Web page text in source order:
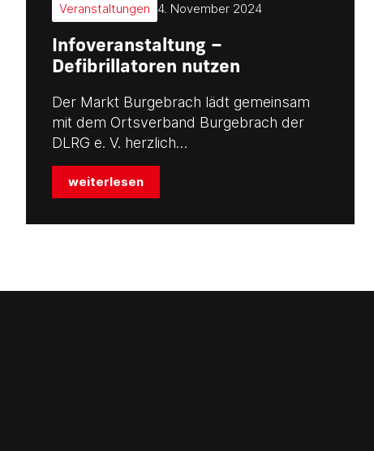
Veranstaltungen 4. November 2024
Infoveranstaltung –
Defibrillatoren nutzen
Der Markt Burgebrach lädt gemeinsam
mit dem Ortsverband Burgebrach der
DLRG e. V. herzlich…
weiterlesen